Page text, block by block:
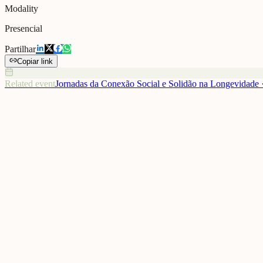
Modality
Presencial
Partilhar
Copiar link
Related eventJornadas da Conexão Social e Solidão na Longevidade ·